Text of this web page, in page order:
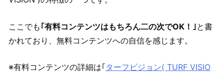
ここでも ｢有料コンテンツはもちろん二の次でOK！｣と書
かれており、無料コンテンツへの自信を感じます。
※有料コンテンツの詳細は｢ターフビジョン( TURF VISIO